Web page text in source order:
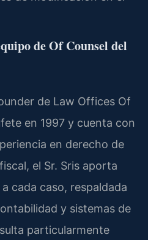
de Of Counsel del
de Law Offices Of
en 1997 y cuenta con
en derecho de
el Sr. Sris aporta
cada caso, respaldada
y sistemas de
particularmente